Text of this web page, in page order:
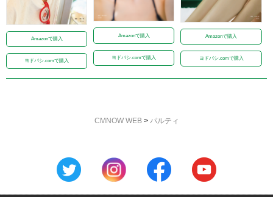
Amazonで購入
ヨドバシ.comで購入
Amazonで購入
ヨドバシ.comで購入
Amazonで購入
ヨドバシ.comで購入
CMNOW WEB> パルティ